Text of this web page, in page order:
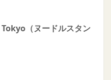
（ヌードルスタン